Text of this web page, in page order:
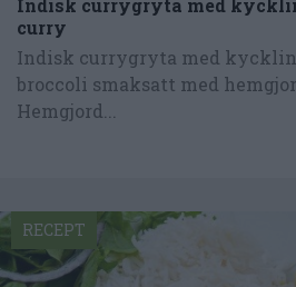
Indisk currygryta med
curry
Indisk currygryta med
broccoli smaksatt med
Hemgjord...
RECEPT